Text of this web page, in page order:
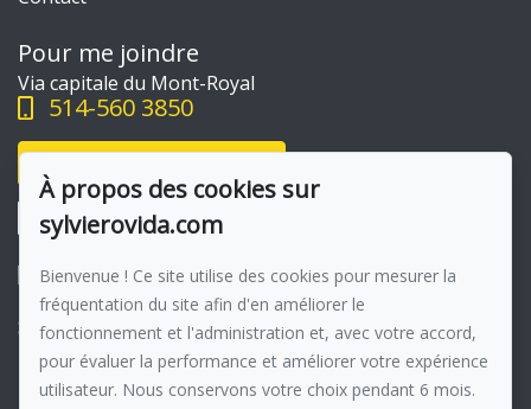
Pour me joindre
Via capitale du Mont-Royal
514-560 3850
Suivez-moi sur Facebook !
Membre du réseau :Via Capitale
À propos des cookies sur
sylvierovida.com
Bienvenue ! Ce site utilise des cookies pour mesurer la
fréquentation du site afin d'en améliorer le
fonctionnement et l'administration et, avec votre accord,
pour évaluer la performance et améliorer votre expérience
utilisateur. Nous conservons votre choix pendant 6 mois.